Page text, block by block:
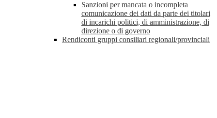
Sanzioni per mancata o incompleta
comunicazione dei dati da parte dei titolari
di incarichi politici, di amministrazione, di
direzione o di governo
Rendiconti gruppi consiliari regionali/provinciali